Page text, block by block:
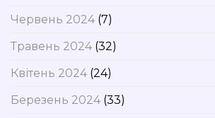
Червень 2024(7)
Травень 2024(32)
Квітень 2024(24)
Березень 2024(33)